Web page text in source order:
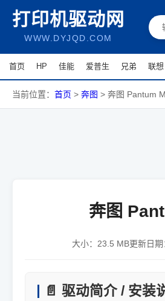
打印机驱动网
WWW.DYJQD.COM
首页 HP 佳能 爱普生 兄弟 联想
当前位置： 首页 > 奔图 > 奔图 Pantum
奔图
大小： 23.5 MB更新日期
📄 驱动简介 / 安装